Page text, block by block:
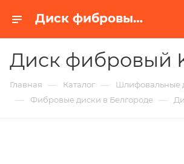
Диск фибровый KF10 в Белгороде | Купить по недорогой цене от Абразивного Завода
Диск фибровый
Главная — Каталог — Шлифовальные
— Фибровые диски в Белгороде —